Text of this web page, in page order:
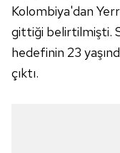
Kolombiya'dan
gittiği belirtilmişti.
hedefinin 23
çıktı.